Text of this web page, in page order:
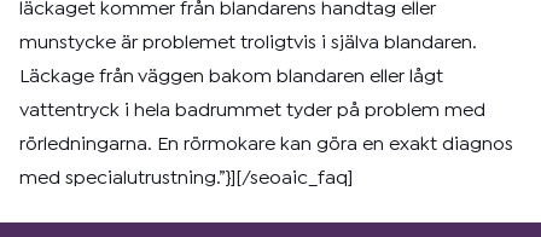
läckaget kommer från blandarens handtag eller
munstycke är problemet troligtvis i själva blandaren.
Läckage från väggen bakom blandaren eller lågt
vattentryck i hela badrummet tyder på problem med
rörledningarna. En rörmokare kan göra en exakt diagnos
med specialutrustning.”}][/seoaic_faq]